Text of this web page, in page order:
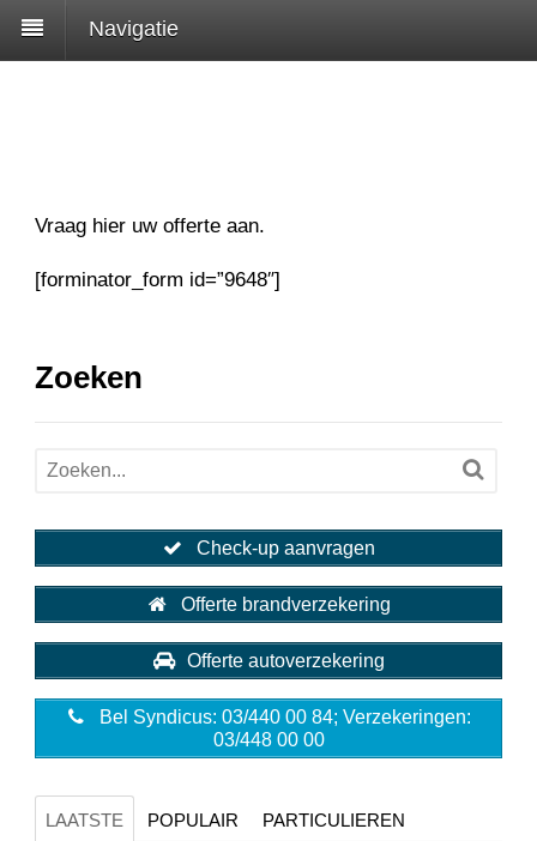
Navigatie
Vraag hier uw offerte aan.
[forminator_form id=”9648″]
Zoeken
Check-up aanvragen
Offerte brandverzekering
Offerte autoverzekering
Bel Syndicus: 03/440 00 84; Verzekeringen:
03/448 00 00
LAATSTE POPULAIR PARTICULIEREN